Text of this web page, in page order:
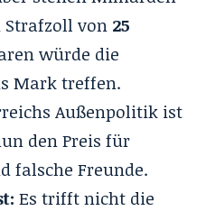
Strafzoll von 25
würde die
Mark treffen.
Außenpolitik ist
den Preis für
falsche Freunde.
Es trifft nicht die